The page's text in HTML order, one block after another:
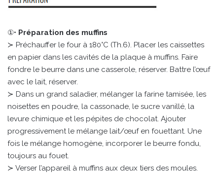
①• Préparation des muffins
≻ Préchauffer le four à 180°C (Th.6). Placer les caissettes
en papier dans les cavités de la plaque à muffins. Faire
fondre le beurre dans une casserole, réserver. Battre l’œuf
avec le lait, réserver.
≻ Dans un grand saladier, mélanger la farine tamisée, les
noisettes en poudre, la cassonade, le sucre vanillé, la
levure chimique et les pépites de chocolat. Ajouter
progressivement le mélange lait/œuf en fouettant. Une
fois le mélange homogène, incorporer le beurre fondu,
toujours au fouet.
≻ Verser l’appareil à muffins aux deux tiers des moules.